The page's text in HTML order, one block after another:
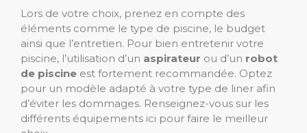
Lors de votre choix, prenez en compte des
éléments comme le type de piscine, le budget
ainsi que l’entretien. Pour bien entretenir votre
piscine, l’utilisation d’un aspirateur ou d’un robot
de piscine est fortement recommandée. Optez
pour un modèle adapté à votre type de liner afin
d’éviter les dommages. Renseignez-vous sur les
différents équipements ici pour faire le meilleur